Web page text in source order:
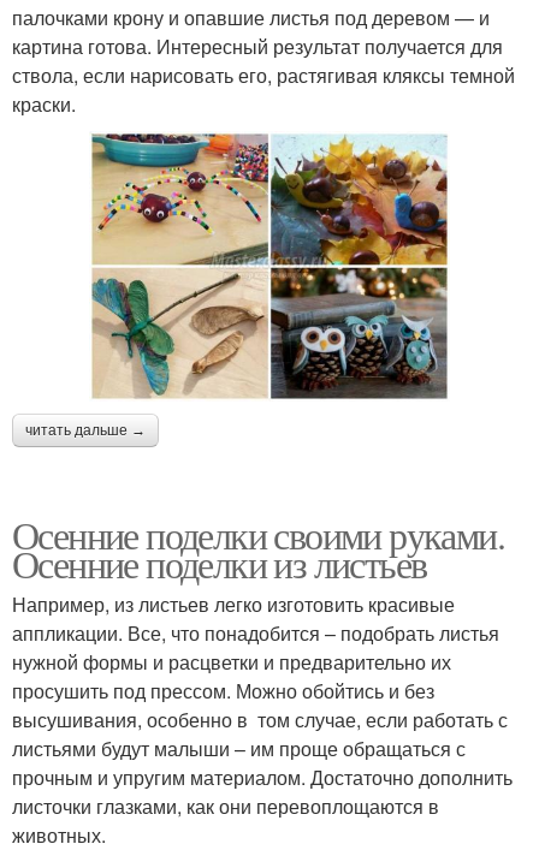
палочками крону и опавшие листья под деревом — и
картина готова. Интересный результат получается для
ствола, если нарисовать его, растягивая кляксы темной
краски.
читать дальше →
Осенние поделки своими руками.
Осенние поделки из листьев
Например, из листьев легко изготовить красивые
аппликации. Все, что понадобится – подобрать листья
нужной формы и расцветки и предварительно их
просушить под прессом. Можно обойтись и без
высушивания, особенно в том случае, если работать с
листьями будут малыши – им проще обращаться с
прочным и упругим материалом. Достаточно дополнить
листочки глазками, как они перевоплощаются в
животных.